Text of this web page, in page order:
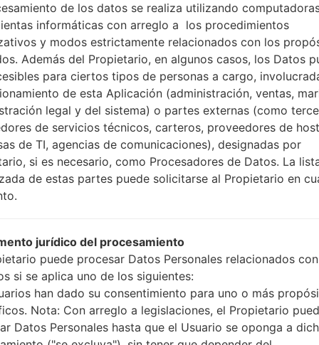
LGF320L(LGF320L)
Modelo y sus características
LGF320L
LG G2 LTE-A
Septiembre, 2013
8.9 milímetros (0.35 pulgadas)
138.5 x 70.9 milímetros (5.45
143 gramos (5.04 onzas)
Android 5.0.x Lollipop
Hardware
2.26 GHz Krait 400
32GB
microSD, hasta 64 GB (ranura
Red y Datos
1 Micro-SIM
GSM 850/900/1800/1900 MHz
CDMA2000 1xEv-DO | UMTS
LTE 1700 2100 MHz
de los datos se realiza utilizando
informáticas con arreglo a los procedimientos
y modos estrictamente relacionados con los
Además del Propietario, en algunos casos, los Datos
para ciertos tipos de personas a cargo,
de esta Aplicación (administración, ventas,
legal y del sistema) o partes externas (como
de servicios técnicos, carteros, proveedores de
de TI, agencias de comunicaciones), designadas por
si es necesario, como Procesadores de Datos. La
de estas partes puede solicitarse al Propietario en
jurídico del procesamiento
puede procesar Datos Personales relacionados
si se aplica uno de los siguientes:
han dado su consentimiento para uno o más
Nota: Con arreglo a legislaciones, el Propietario
Datos Personales hasta que el Usuario se oponga a